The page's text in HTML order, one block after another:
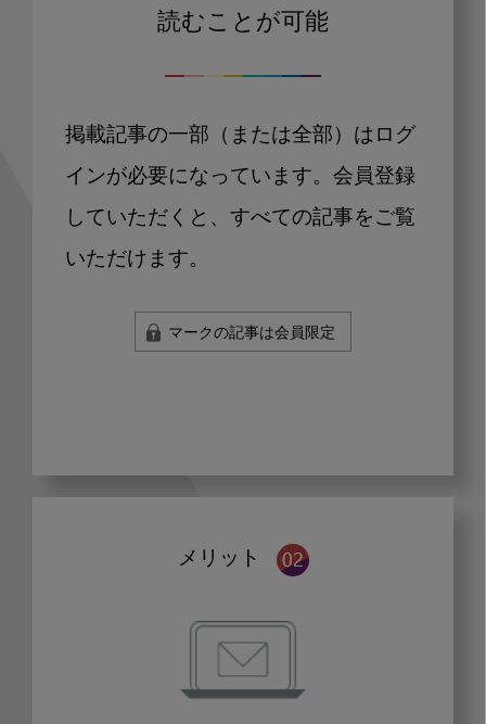
読むことが可能
掲載記事の一部（または全部）はログ
インが必要になっています。会員登録
していただくと、すべての記事をご覧
いただけます。
マークの記事は会員限定
メリット